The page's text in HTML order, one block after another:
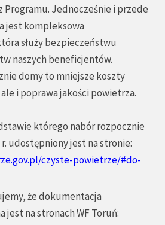
Programu. Jednocześnie i przede
jest kompleksowa
służy bezpieczeństwu
naszych beneficjentów.
domy to mniejsze koszty
i poprawa jakości powietrza.
którego nabór rozpocznie
r. udostępniony jest na stronie:
czyste-powietrze/#do-
że dokumentacja
jest na stronach WF Toruń: